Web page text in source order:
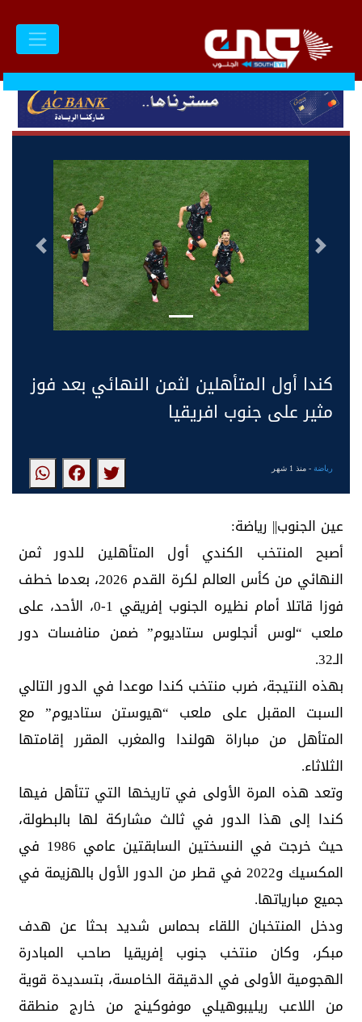
التالى السابق
كندا أول المتأهلين لثمن النهائي بعد فوز
مثير على جنوب افريقيا
رياضة- منذ 1 شهر
عين الجنوب|| رياضة:
أصبح المنتخب الكندي أول المتأهلين للدور ثمن
النهائي من كأس العالم لكرة القدم 2026، بعدما خطف
فوزا قاتلا أمام نظيره الجنوب إفريقي 1-0، الأحد، على
ملعب “لوس أنجلوس ستاديوم” ضمن منافسات دور
الـ32.
بهذه النتيجة، ضرب منتخب كندا موعدا في الدور التالي
السبت المقبل على ملعب “هيوستن ستاديوم” مع
المتأهل من مباراة هولندا والمغرب المقرر إقامتها
الثلاثاء.
وتعد هذه المرة الأولى في تاريخها التي تتأهل فيها
كندا إلى هذا الدور في ثالث مشاركة لها بالبطولة،
حيث خرجت في النسختين السابقتين عامي 1986 في
المكسيك و2022 في قطر من الدور الأول بالهزيمة في
جميع مبارياتها.
ودخل المنتخبان اللقاء بحماس شديد بحثا عن هدف
مبكر، وكان منتخب جنوب إفريقيا صاحب المبادرة
الهجومية الأولى في الدقيقة الخامسة، بتسديدة قوية
من اللاعب ريليبوهيلي موفوكينج من خارج منطقة